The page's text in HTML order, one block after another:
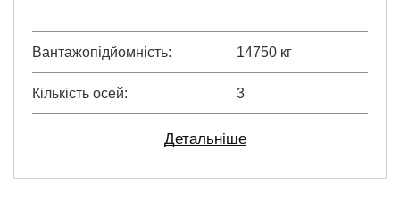
Вантажопідйомність 14750 кг
Кількість осей 3
Детальніше